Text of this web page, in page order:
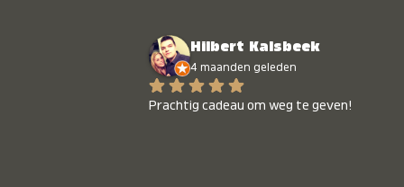
Hilbert Kalsbeek
4 maanden geleden
Prachtig cadeau om weg te geven!